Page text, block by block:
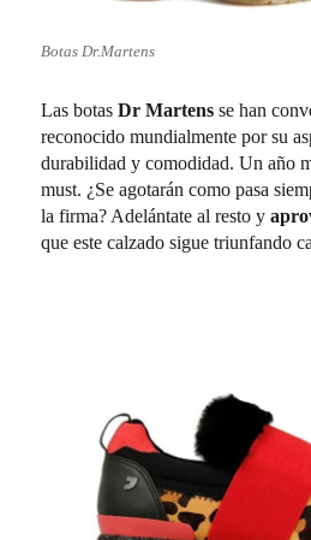
Botas Dr.Martens
Las botasDr Martens se han
reconocido mundialmente por su
durabilidad y comodidad. Un año
must. ¿Se agotarán como pasa
la firma? Adelántate al resto y
que este calzado sigue triunfando